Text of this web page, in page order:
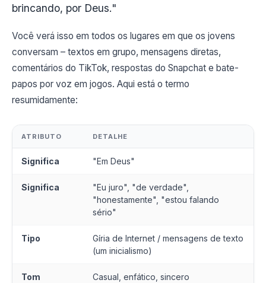
brincando, por Deus."
Você verá isso em todos os lugares em que os jovens
conversam – textos em grupo, mensagens diretas,
comentários do TikTok, respostas do Snapchat e bate-
papos por voz em jogos. Aqui está o termo
resumidamente:
ATRIBUTO DETALHE
Significa "Em Deus"
Significa
"Eu juro", "de verdade",
"honestamente", "estou falando
sério"
Tipo
Gíria de Internet / mensagens de texto
(um inicialismo)
Tom Casual, enfático, sincero